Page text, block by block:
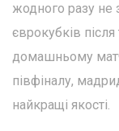
жодного разу не
єврокубків
домашньому
півфіналу,
найкращі якості.